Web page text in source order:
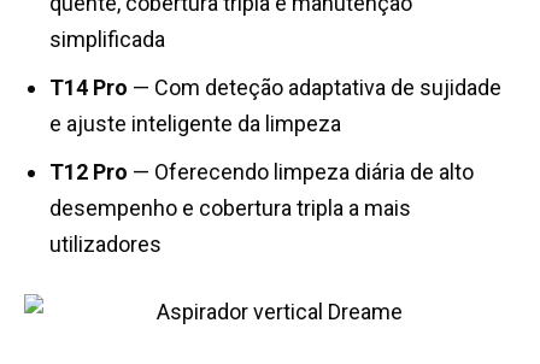
simplificada
T14 Pro — Com deteção adaptativa de sujidade
e ajuste inteligente da limpeza
T12 Pro — Oferecendo limpeza diária de alto
desempenho e cobertura tripla a mais
utilizadores